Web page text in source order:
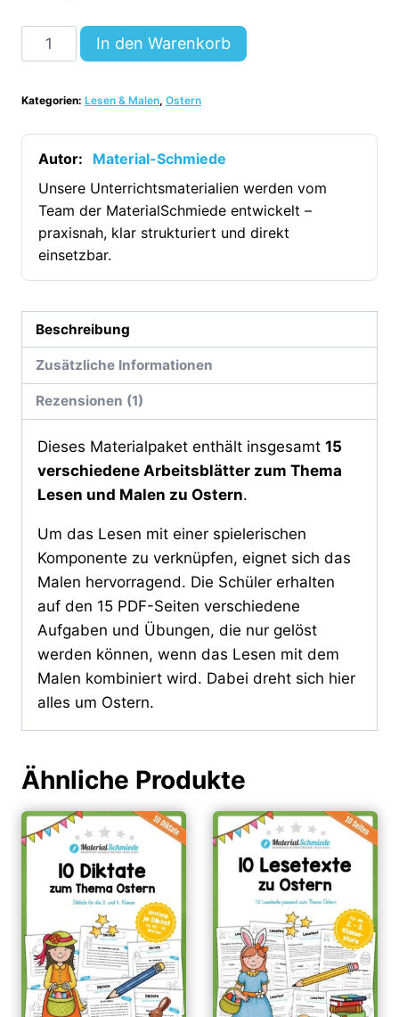
Arbeitsblätter
Lesen
&
Malen
Ostern
[Digital]
Menge
In den Warenkorb
Kategorien: Lesen & Malen, Ostern
Autor:
Material-Schmiede
Unsere Unterrichtsmaterialien werden vom
Team der MaterialSchmiede entwickelt –
praxisnah, klar strukturiert und direkt
einsetzbar.
Beschreibung
Zusätzliche Informationen
Rezensionen (1)
Dieses Materialpaket enthält insgesamt 15
verschiedene Arbeitsblätter zum Thema
Lesen und Malen zu Ostern.
Um das Lesen mit einer spielerischen
Komponente zu verknüpfen, eignet sich das
Malen hervorragend. Die Schüler erhalten
auf den 15 PDF-Seiten verschiedene
Aufgaben und Übungen, die nur gelöst
werden können, wenn das Lesen mit dem
Malen kombiniert wird. Dabei dreht sich hier
alles um Ostern.
Ähnliche Produkte